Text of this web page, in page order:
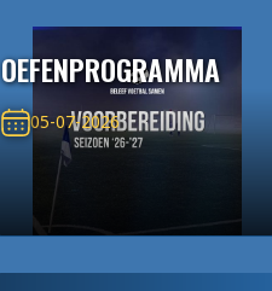
OEFENPROGRAMMA
05-07-2026